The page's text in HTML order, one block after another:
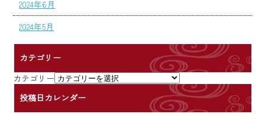
2024年6月
2024年5月
カテゴリー
カテゴリー
投稿日カレンダー